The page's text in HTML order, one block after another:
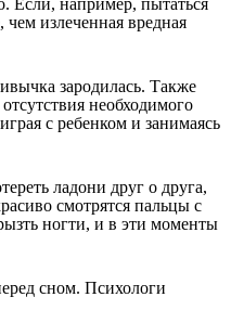
чем излеченная вредная
зародилась. Также
необходимого
с ребенком и занимаясь
ладони друг о друга,
смотрятся пальцы с
ногти, и в эти моменты
сном. Психологи